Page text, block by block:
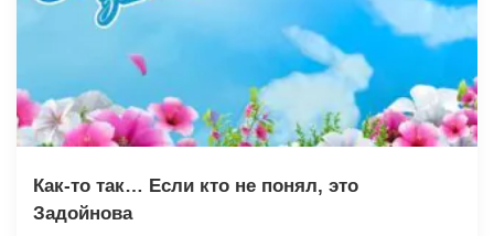
Как-то так… Если кто не понял, это
Задойнова